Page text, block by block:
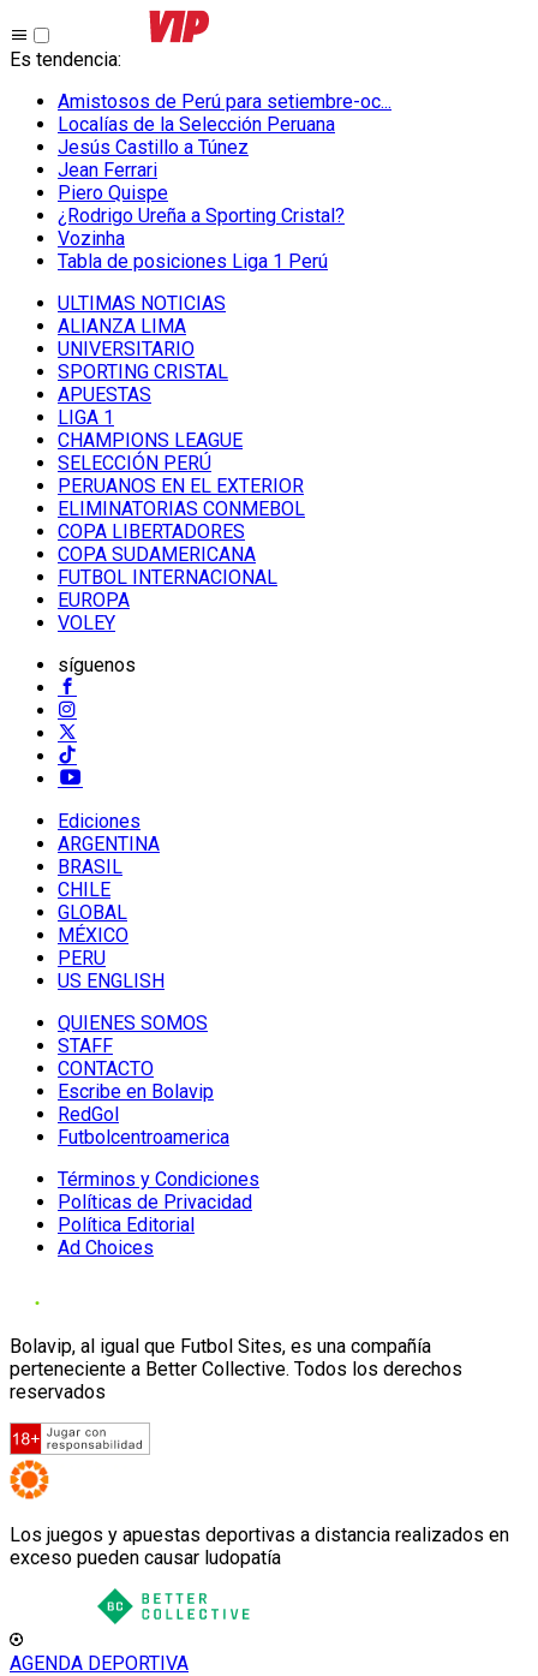
Es tendencia:
Amistosos de Perú para setiembre-oc...
Localías de la Selección Peruana
Jesús Castillo a Túnez
Jean Ferrari
Piero Quispe
¿Rodrigo Ureña a Sporting Cristal?
Vozinha
Tabla de posiciones Liga 1 Perú
ULTIMAS NOTICIAS
ALIANZA LIMA
UNIVERSITARIO
SPORTING CRISTAL
APUESTAS
LIGA 1
CHAMPIONS LEAGUE
SELECCIÓN PERÚ
PERUANOS EN EL EXTERIOR
ELIMINATORIAS CONMEBOL
COPA LIBERTADORES
COPA SUDAMERICANA
FUTBOL INTERNACIONAL
EUROPA
VOLEY
síguenos
Ediciones
ARGENTINA
BRASIL
CHILE
GLOBAL
MÉXICO
PERU
US ENGLISH
QUIENES SOMOS
STAFF
CONTACTO
Escribe en Bolavip
RedGol
Futbolcentroamerica
Términos y Condiciones
Políticas de Privacidad
Política Editorial
Ad Choices
Bolavip, al igual que Futbol Sites, es una compañía
perteneciente a Better Collective. Todos los derechos
reservados
Los juegos y apuestas deportivas a distancia realizados en
exceso pueden causar ludopatía
AGENDA DEPORTIVA